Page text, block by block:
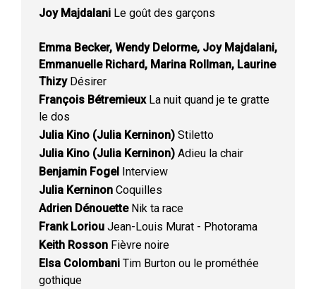
Joy Majdalani Le goût des garçons
Emma Becker, Wendy Delorme, Joy Majdalani,
Emmanuelle Richard, Marina Rollman, Laurine
ThizyDésirer
François BétremieuxLa nuit quand je te gratte
le dos
Julia Kino (Julia Kerninon) Stiletto
Julia Kino (Julia Kerninon) Adieu la chair
Benjamin Fogel Interview
Julia Kerninon Coquilles
Adrien DénouetteNik ta race
Frank Loriou Jean-Louis Murat - Photorama
Keith Rosson Fièvre noire
Elsa Colombani Tim Burton ou le prométhée
gothique